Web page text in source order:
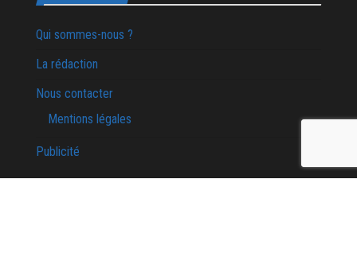
Qui sommes-nous ?
La rédaction
Nous contacter
Mentions légales
Publicité